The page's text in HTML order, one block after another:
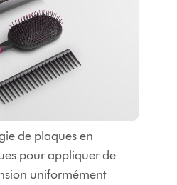
de plaques en
pour appliquer de
uniformément